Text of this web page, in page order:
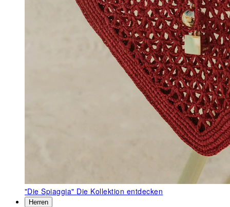
"Die Spiaggia" Die Kollektion entdecken
Herren